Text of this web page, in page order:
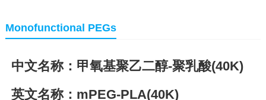
Monofunctional PEGs
中文名称：甲氧基聚乙二醇-聚乳酸(40K)
英文名称：mPEG-PLA(40K)